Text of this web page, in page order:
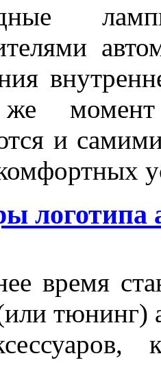
момент
и
логотипа
время
тюнинг)